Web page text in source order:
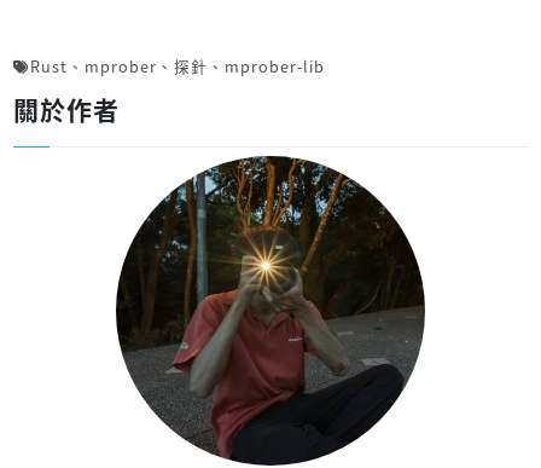
Rust 、 mprober 、 探針 、 mprober-lib
關於作者